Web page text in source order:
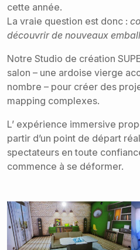
cette année.
La vraie question est donc :
découvrir de nouveaux
Notre Studio de création
salon – une ardoise vierge
nombre – pour créer des
mapping complexes.
L’ expérience immersive
partir d’un point de départ
spectateurs en toute
commence à se déformer.